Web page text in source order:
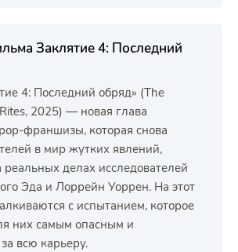
Заклятие 4: Последний
4: Последний обряд» (The
2025) — новая глава
франшизы, которая снова
в мир жутких явлений,
делах исследователей
Эда и Лоррейн Уоррен. На этот
с испытанием, которое
них самым опасным и
всю карьеру.